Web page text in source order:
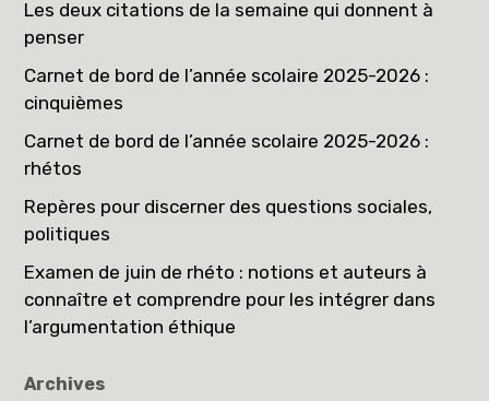
Les deux citations de la semaine qui donnent à
penser
Carnet de bord de l’année scolaire 2025-2026 :
cinquièmes
Carnet de bord de l’année scolaire 2025-2026 :
rhétos
Repères pour discerner des questions sociales,
politiques
Examen de juin de rhéto : notions et auteurs à
connaître et comprendre pour les intégrer dans
l’argumentation éthique
Archives